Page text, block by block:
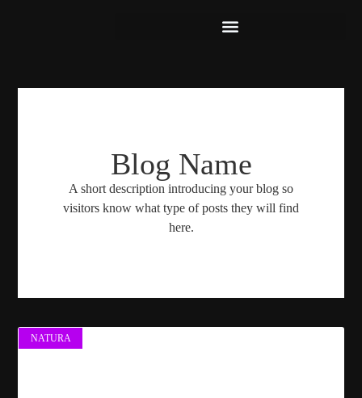
Blog Name
A short description introducing your blog so
visitors know what type of posts they will find
here.
NATURA